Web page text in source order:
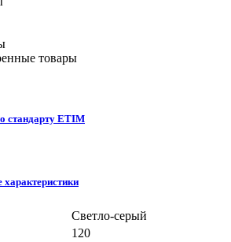
товары
стандарту ETIM
характеристики
Светло-серый
120